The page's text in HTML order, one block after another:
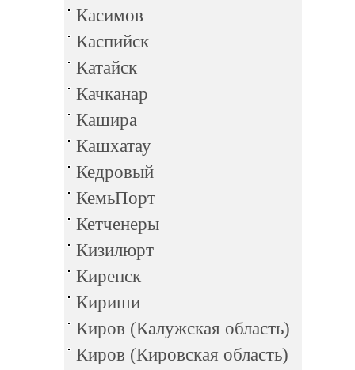
Касимов
Каспийск
Катайск
Качканар
Кашира
Кашхатау
Кедровый
КемьПорт
Кетченеры
Кизилюрт
Киренск
Кириши
Киров (Калужская область)
Киров (Кировская область)